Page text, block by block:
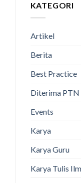
KATEGORI
Artikel
Berita
Best Practice
Diterima PTN
Events
Karya
Karya Guru
Karya Tulis